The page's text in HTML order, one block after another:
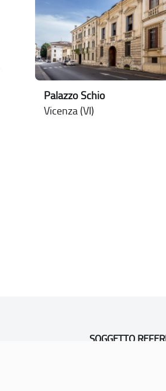
Palazzo Schio
Vicenza (VI)
SOGGETTO